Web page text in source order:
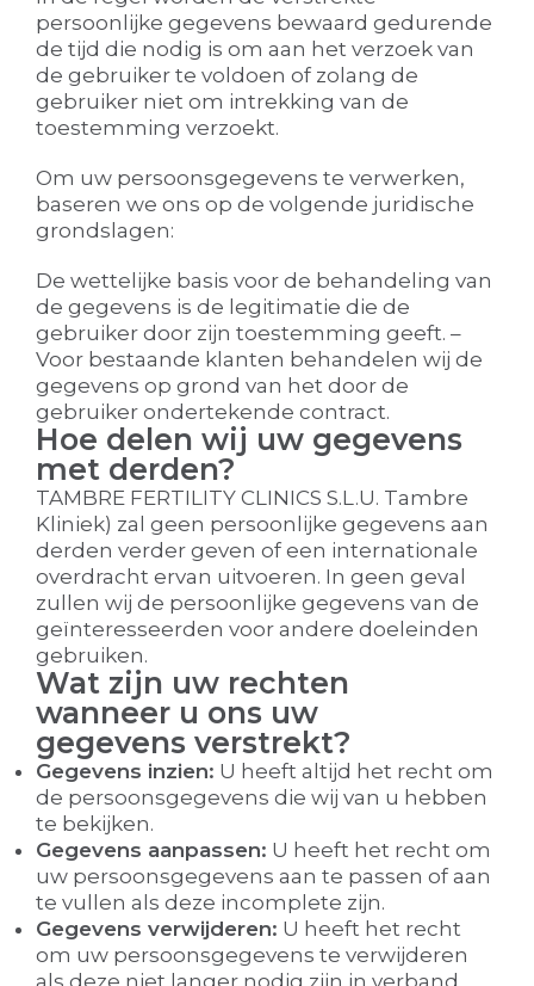
persoonlijke gegevens bewaard gedurende
de tijd die nodig is om aan het verzoek van
de gebruiker te voldoen of zolang de
gebruiker niet om intrekking van de
toestemming verzoekt.
Om uw persoonsgegevens te verwerken,
baseren we ons op de volgende juridische
grondslagen:
De wettelijke basis voor de behandeling van
de gegevens is de legitimatie die de
gebruiker door zijn toestemming geeft. –
Voor bestaande klanten behandelen wij de
gegevens op grond van het door de
gebruiker ondertekende contract.
Hoe delen wij uw gegevens
met derden?
TAMBRE FERTILITY CLINICS S.L.U. Tambre
Kliniek) zal geen persoonlijke gegevens aan
derden verder geven of een internationale
overdracht ervan uitvoeren. In geen geval
zullen wij de persoonlijke gegevens van de
geïnteresseerden voor andere doeleinden
gebruiken.
Wat zijn uw rechten
wanneer u ons uw
gegevens verstrekt?
Gegevens inzien: U heeft altijd het recht om
de persoonsgegevens die wij van u hebben
te bekijken.
Gegevens aanpassen: U heeft het recht om
uw persoonsgegevens aan te passen of aan
te vullen als deze incomplete zijn.
Gegevens verwijderen: U heeft het recht
om uw persoonsgegevens te verwijderen